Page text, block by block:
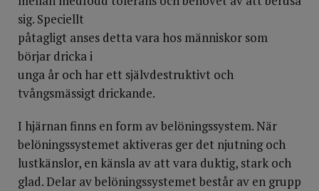
sig. Speciellt
påtagligt anses detta vara hos människor som
börjar dricka i
unga år och har ett självdestruktivt och
tvångsmässigt drickande.
I hjärnan finns en form av belöningssystem. När
belöningssystemet aktiveras ger det njutning och
lustkänslor, en känsla av att vara duktig, stark och
glad. Delar av belöningssystemet består av en grupp